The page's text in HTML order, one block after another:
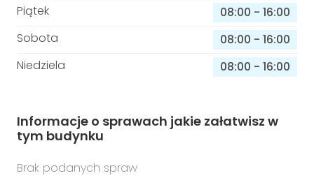
Piątek
08:00 - 16:00
Sobota
08:00 - 16:00
Niedziela
08:00 - 16:00
Informacje o sprawach jakie załatwisz w
tym budynku
Brak podanych spraw